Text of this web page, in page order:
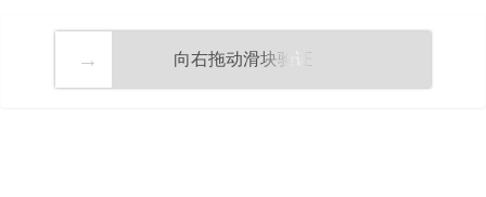
向右拖动滑块验证